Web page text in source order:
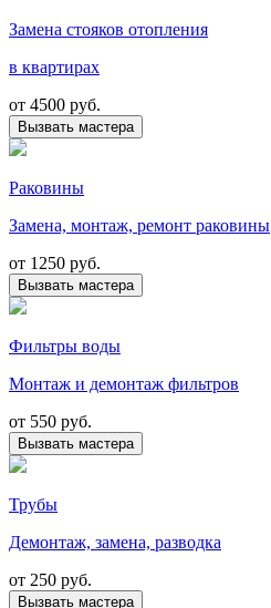
Замена стояков отопления
в квартирах
от 4500 руб.
Вызвать мастера
Раковины
Замена, монтаж, ремонт раковины
от 1250 руб.
Вызвать мастера
Фильтры воды
Монтаж и демонтаж фильтров
от 550 руб.
Вызвать мастера
Трубы
Демонтаж, замена, разводка
от 250 руб.
Вызвать мастера